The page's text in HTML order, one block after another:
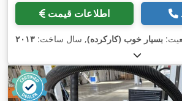
اطلاعات قیمت
بسیار خوب (کارکرده), سال ساخت: ۲۰۱۳